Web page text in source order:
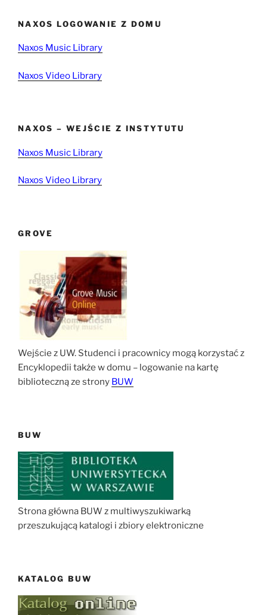
NAXOS LOGOWANIE Z DOMU
Naxos Music Library
Naxos Video Library
NAXOS – WEJŚCIE Z INSTYTUTU
Naxos Music Library
Naxos Video Library
GROVE
Wejście z UW. Studenci i pracownicy mogą korzystać z
Encyklopedii także w domu – logowanie na kartę
biblioteczną ze strony BUW
BUW
Strona główna BUW z multiwyszukiwarką
przeszukującą katalogi i zbiory elektroniczne
KATALOG BUW